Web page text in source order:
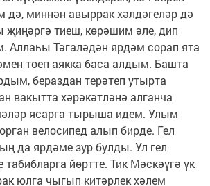
дә, миннән авыррак хәлдәгеләр дә
җиңәргә тиеш, көрәшим әле, дип
Аллаһы Тәгаләдән ярдәм сорап ята
тоеп аякка баса алдым. Башта
бераздан терәтеп утырта
вакытта хәрәкәтләнә алганча
ясарга тырыша идем. Улым
велосипед алып бирде. Гел
да ярдәме зур булды. Ул гел
йөртте. Тик Мәскәүгә үк
юлга чыгып китәрлек хәлем